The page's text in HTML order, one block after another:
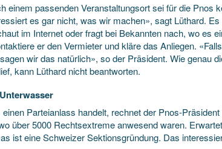
einem passenden Veranstaltungsort sei für die Pnos
es gar nicht, was wir machen», sagt Lüthard.
im Internet oder fragt bei Bekannten nach, wo es
er den Vermieter und kläre das Anliegen.
wir das natürlich», so der Präsident. Wie genau
kann Lüthard nicht beantworten.
Parteianlass handelt, rechnet der Pnos-
über 5000 Rechts­extreme anwesend waren.
ist eine Schweizer Sektionsgründung. Das